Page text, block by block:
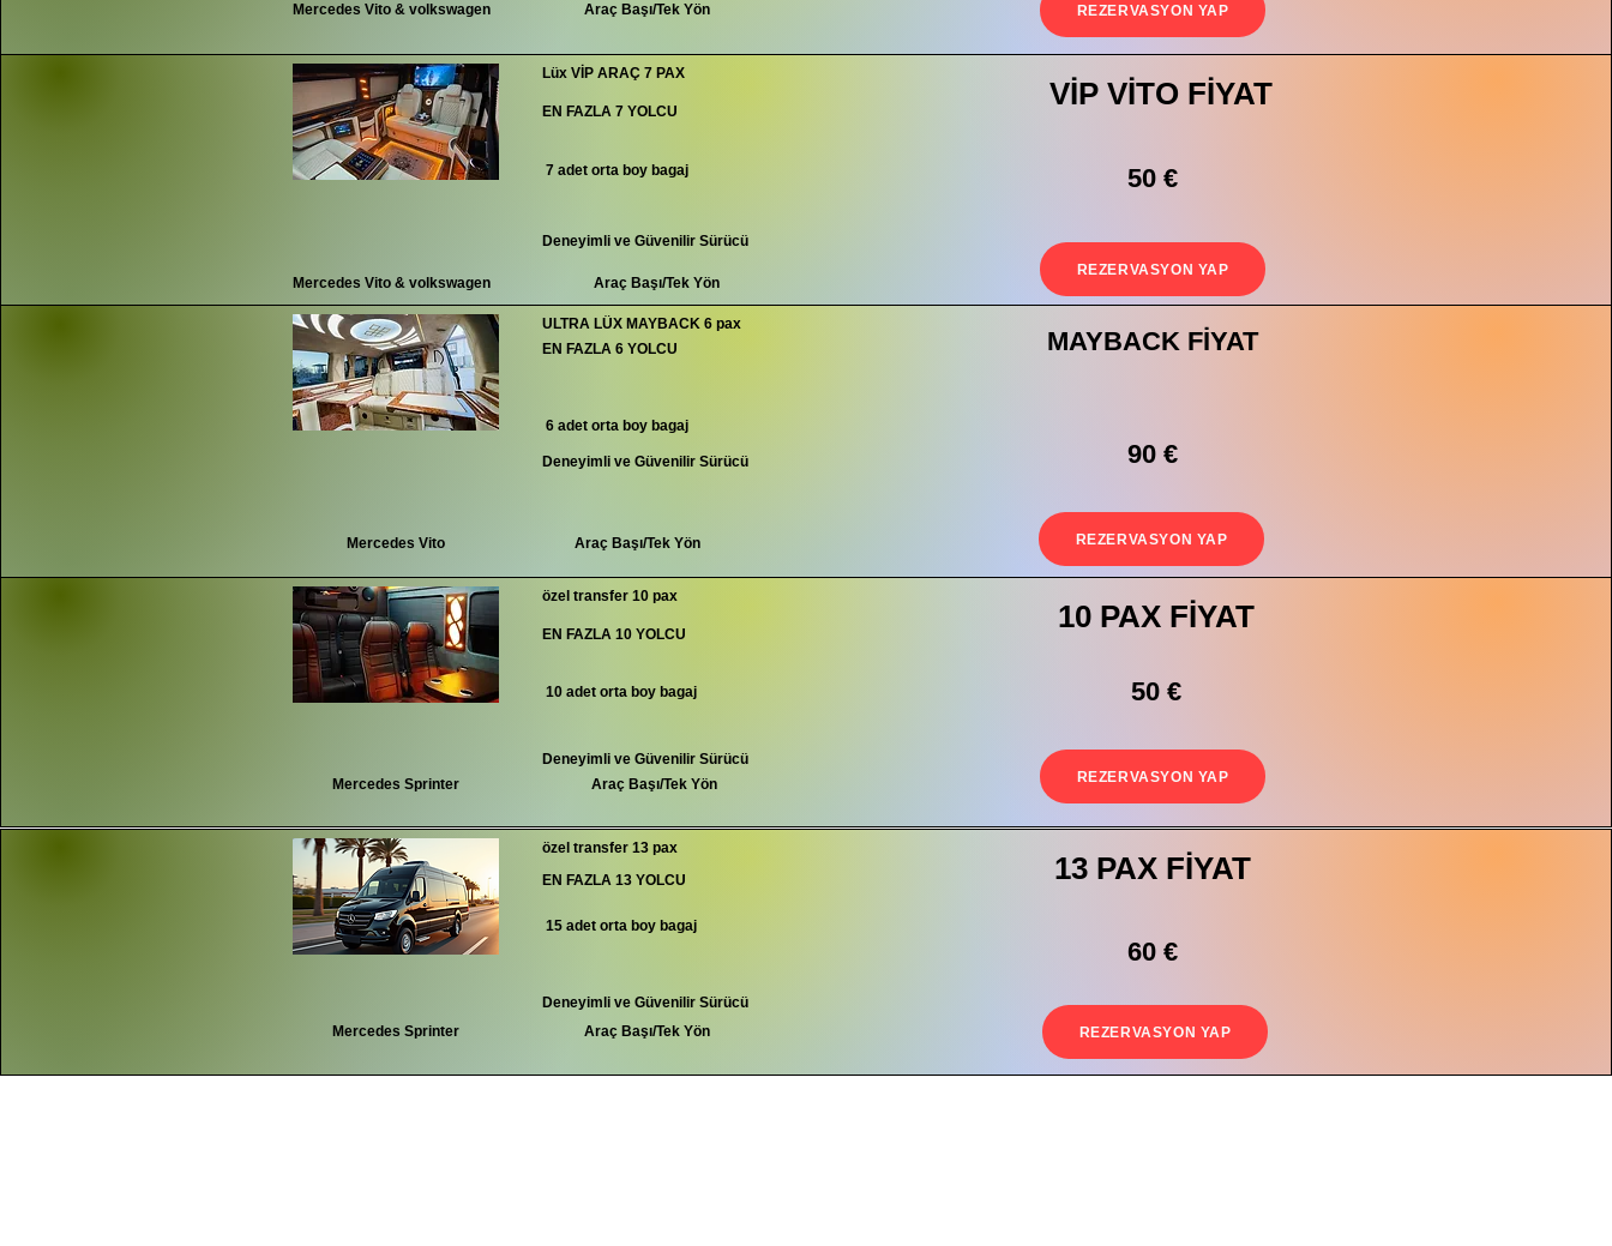
Mercedes Vito & volkswagen
Araç Başı/Tek Yön REZERVASYON YAP
Lüx VİP ARAÇ 7 PAX
EN FAZLA 7 YOLCU
7 adet orta boy bagaj
Deneyimli ve Güvenilir Sürücü
Mercedes Vito & volkswagen Araç Başı/Tek Yön
VİP VİTO FİYAT
50 €
REZERVASYON YAP
ULTRA LÜX MAYBACK 6 pax
EN FAZLA 6 YOLCU
6 adet orta boy bagaj
Deneyimli ve Güvenilir Sürücü
Mercedes Vito Araç Başı/Tek Yön
MAYBACK FİYAT
90 €
REZERVASYON YAP
özel transfer 10 pax
EN FAZLA 10 YOLCU
10 adet orta boy bagaj
Deneyimli ve Güvenilir Sürücü
Mercedes Sprinter
Araç Başı/Tek Yön
10 PAX FİYAT
50 €
REZERVASYON YAP
özel transfer 13 pax
EN FAZLA 13 YOLCU
15 adet orta boy bagaj
Deneyimli ve Güvenilir Sürücü
Mercedes Sprinter
Araç Başı/Tek Yön
13 PAX FİYAT
60 €
REZERVASYON YAP